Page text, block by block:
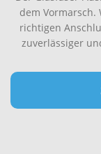
dem
richtigen
zuverlässiger